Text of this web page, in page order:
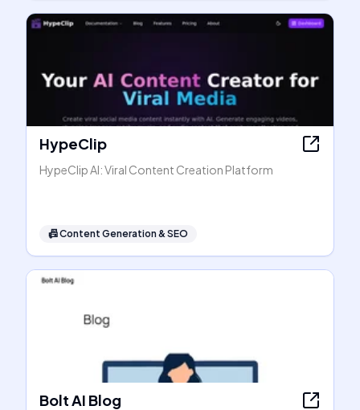
HypeClip
HypeClip AI: Viral Content Creation Platform
📠Content Generation & SEO
Bolt AI Blog